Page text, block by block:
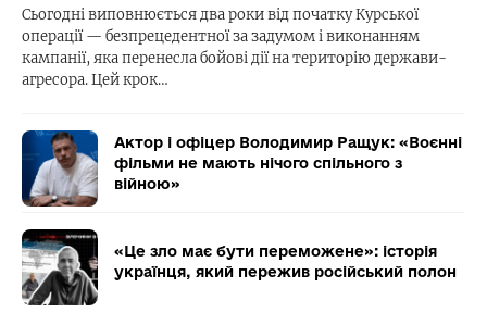
Сьогодні виповнюється два роки від початку Курської
операції — безпрецедентної за задумом і виконанням
кампанії, яка перенесла бойові дії на територію держави-
агресора. Цей крок…
Актор і офіцер Володимир Ращук: «Воєнні
фільми не мають нічого спільного з
війною»
«Це зло має бути переможене»: історія
українця, який пережив російський полон